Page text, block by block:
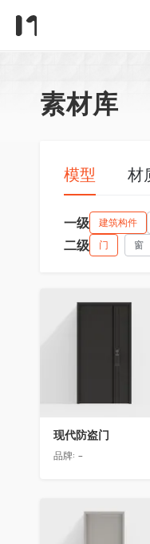
素材库
模型 材
一级 建筑构件
二级 门 窗
收藏
现代防盗门
品牌: -
收藏